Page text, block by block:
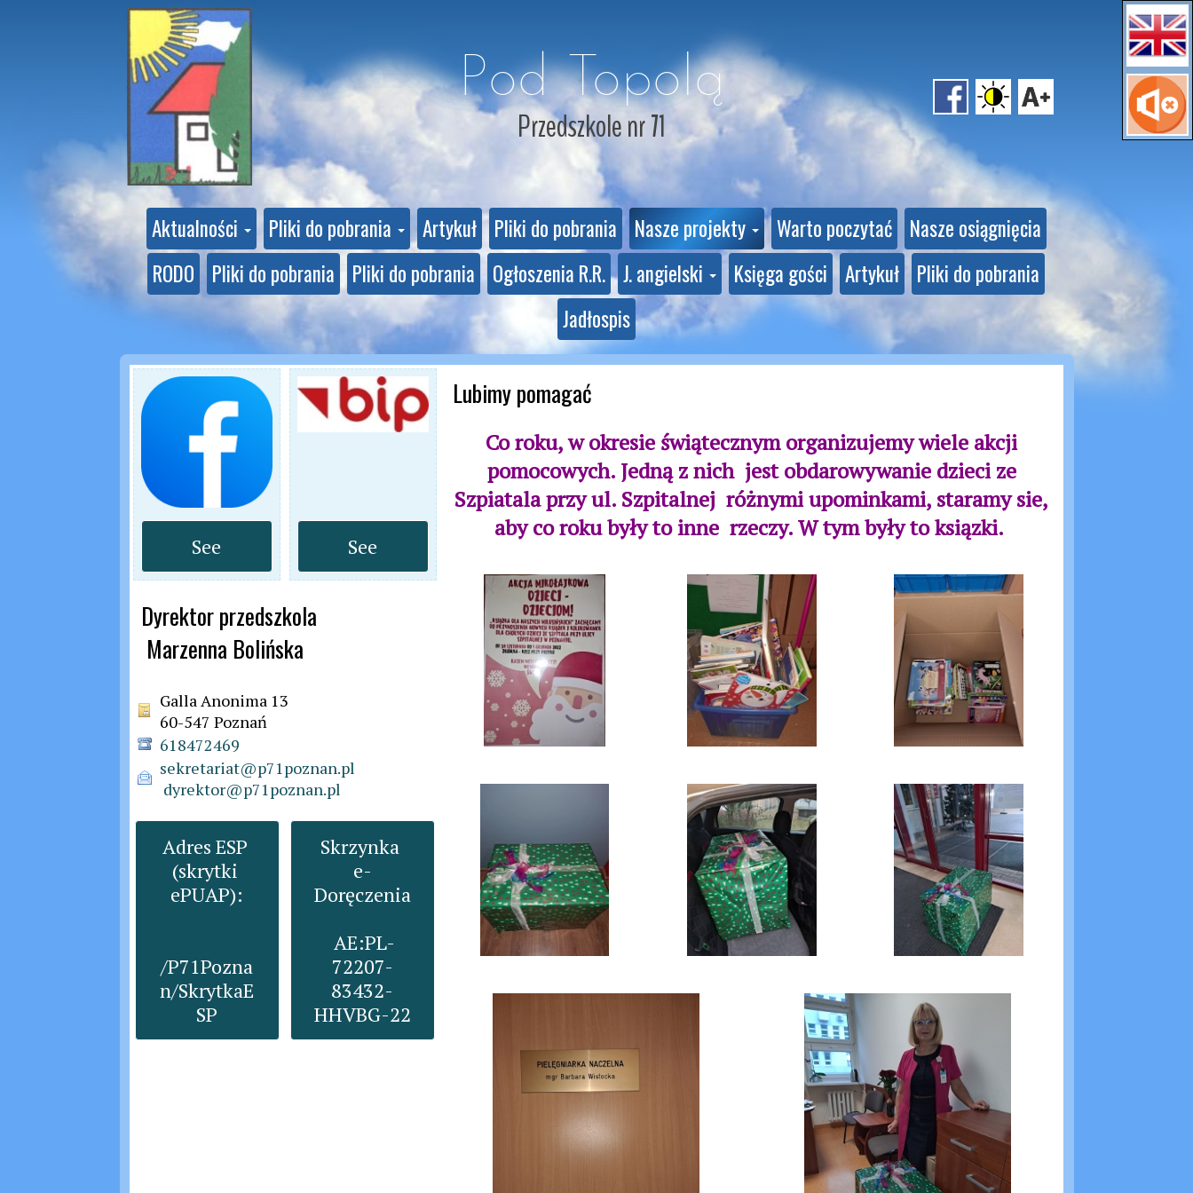
Pod Topolą
Przedszkole nr 71
Aktualności Pliki do pobrania Artykuł Pliki do pobrania Nasze projekty Warto poczytać
Nasze osiągnięcia
RODO
Pliki do pobrania Pliki do pobrania Ogłoszenia R.R. J. angielski Księga gości Artykuł
Pliki do pobrania
Jadłospis
Lubimy pomagać
Co roku, w okresie świątecznym organizujemy wiele akcji
pomocowych. Jedną z nich jest obdarowywanie dzieci ze
Szpiatala przy ul. Szpitalnej różnymi upominkami, staramy sie,
aby co roku były to inne rzeczy. W tym były to ksiązki.
See See
Dyrektor przedszkola
Marzenna Bolińska
Galla Anonima 13
60-547 Poznań
618472469
sekretariat@p71poznan.pl
dyrektor@p71poznan.pl
Adres ESP
(skrytki
ePUAP):
/P71Pozna
n/SkrytkaE
SP
Skrzynka
e-
Doręczenia
AE:PL-
72207-
83432-
HHVBG-22